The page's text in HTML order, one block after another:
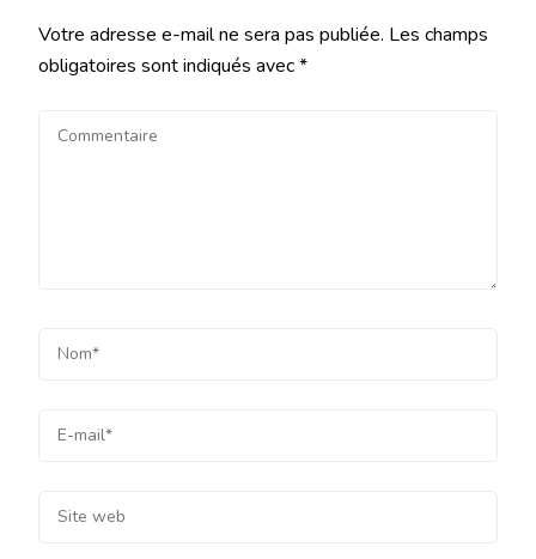
Votre adresse e-mail ne sera pas publiée. Les champs
obligatoires sont indiqués avec*